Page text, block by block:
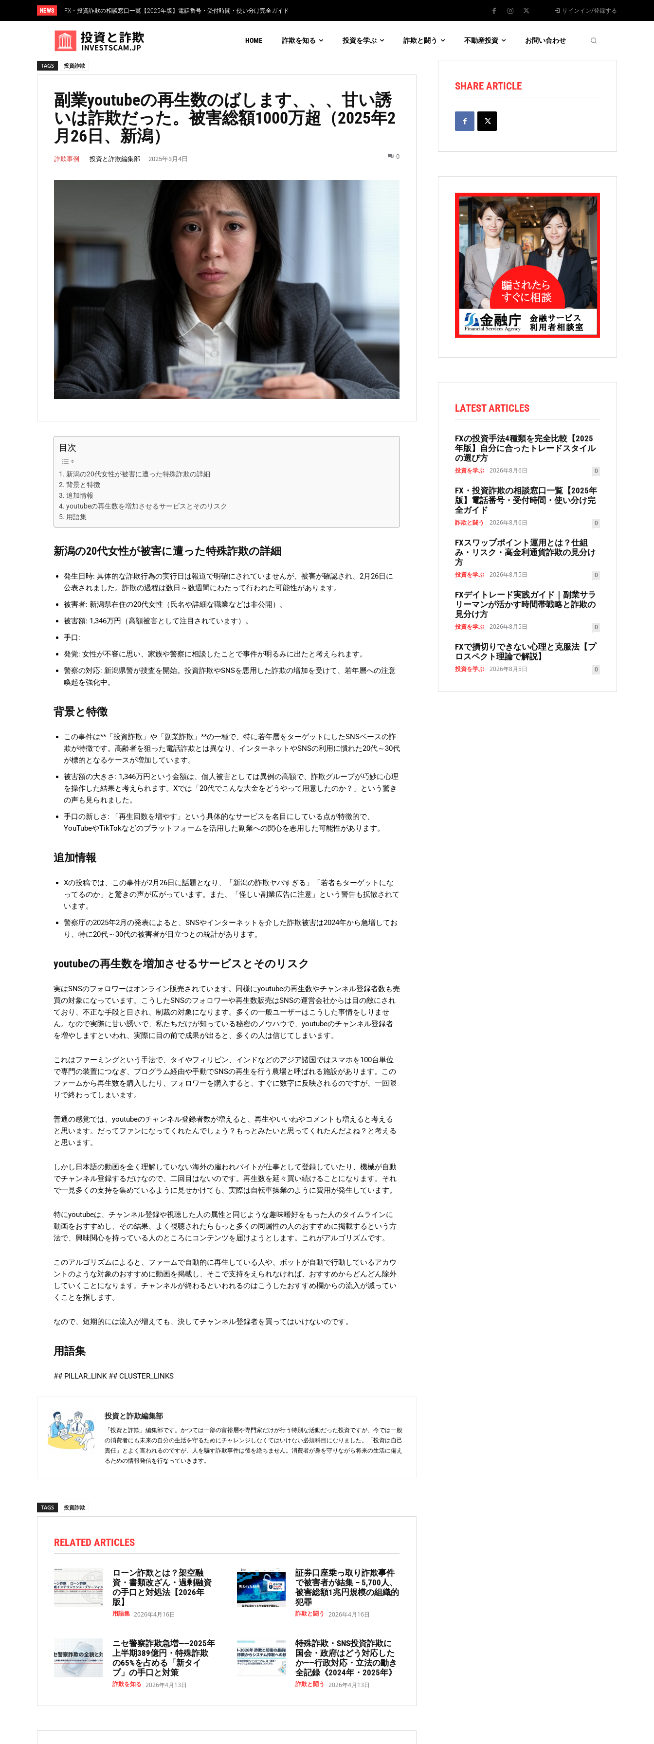
NEWS FX・投資詐欺の相談窓口一覧【2025年版】電話番号・受付時間・使い分け完全ガイド
FXスワップポイント運用とは？仕組み・リスク・高金利通貨詐欺の見分け方 サインイン/登録する
HOME 詐欺を知る 投資を学ぶ 詐欺と闘う 不動産投資 お問い合わせ
TAGS 投資詐欺
副業youtubeの再生数のばします、、、甘い誘
いは詐欺だった。被害総額1000万超（2025年2
月26日、新潟）
詐欺事例 投資と詐欺編集部 2025年3月4日 0
目次
新潟の20代女性が被害に遭った特殊詐欺の詳細
背景と特徴
追加情報
youtubeの再生数を増加させるサービスとそのリスク
用語集
新潟の20代女性が被害に遭った特殊詐欺の詳細
発生日時: 具体的な詐欺行為の実行日は報道で明確にされていませんが、被害が確認され、2月26日に
公表されました。詐欺の過程は数日～数週間にわたって行われた可能性があります。
被害者: 新潟県在住の20代女性（氏名や詳細な職業などは非公開）。
被害額: 1,346万円（高額被害として注目されています）。
手口:
発覚: 女性が不審に思い、家族や警察に相談したことで事件が明るみに出たと考えられます。
警察の対応: 新潟県警が捜査を開始。投資詐欺やSNSを悪用した詐欺の増加を受けて、若年層への注意
喚起を強化中。
背景と特徴
この事件は**「投資詐欺」や「副業詐欺」**の一種で、特に若年層をターゲットにしたSNSベースの詐
欺が特徴です。高齢者を狙った電話詐欺とは異なり、インターネットやSNSの利用に慣れた20代～30代
が標的となるケースが増加しています。
被害額の大きさ: 1,346万円という金額は、個人被害としては異例の高額で、詐欺グループが巧妙に心理
を操作した結果と考えられます。Xでは「20代でこんな大金をどうやって用意したのか？」という驚き
の声も見られました。
手口の新しさ: 「再生回数を増やす」という具体的なサービスを名目にしている点が特徴的で、
YouTubeやTikTokなどのプラットフォームを活用した副業への関心を悪用した可能性があります。
追加情報
Xの投稿では、この事件が2月26日に話題となり、「新潟の詐欺ヤバすぎる」「若者もターゲットにな
ってるのか」と驚きの声が広がっています。また、「怪しい副業広告に注意」という警告も拡散されて
います。
警察庁の2025年2月の発表によると、SNSやインターネットを介した詐欺被害は2024年から急増してお
り、特に20代～30代の被害者が目立つとの統計があります。
youtubeの再生数を増加させるサービスとそのリスク
実はSNSのフォロワーはオンライン販売されています。同様にyoutubeの再生数やチャンネル登録者数も売
買の対象になっています。こうしたSNSのフォロワーや再生数販売はSNSの運営会社からは目の敵にされ
ており、不正な手段と目され、制裁の対象になります。多くの一般ユーザーはこうした事情をしりませ
ん。なので実際に甘い誘いで、私たちだけが知っている秘密のノウハウで、youtubeのチャンネル登録者
を増やしますといわれ、実際に目の前で成果が出ると、多くの人は信じてしまいます。
これはファーミングという手法で、タイやフィリピン、インドなどのアジア諸国ではスマホを100台単位
で専門の装置につなぎ、プログラム経由や手動でSNSの再生を行う農場と呼ばれる施設があります。この
ファームから再生数を購入したり、フォロワーを購入すると、すぐに数字に反映されるのですが、一回限
りで終わってしまいます。
普通の感覚では、youtubeのチャンネル登録者数が増えると、再生やいいねやコメントも増えると考える
と思います。だってファンになってくれたんでしょう？もっとみたいと思ってくれたんだよね？と考える
と思います。
しかし日本語の動画を全く理解していない海外の雇われバイトが仕事として登録していたり、機械が自動
でチャンネル登録するだけなので、二回目はないのです。再生数を延々買い続けることになります。それ
で一見多くの支持を集めているように見せかけても、実際は自転車操業のように費用が発生しています。
特にyoutubeは、チャンネル登録や視聴した人の属性と同じような趣味嗜好をもった人のタイムラインに
動画をおすすめし、その結果、よく視聴されたらもっと多くの同属性の人のおすすめに掲載するという方
法で、興味関心を持っている人のところにコンテンツを届けようとします。これがアルゴリズムです。
このアルゴリズムによると、ファームで自動的に再生している人や、ボットが自動で行動しているアカウ
ントのような対象のおすすめに動画を掲載し、そこで支持をえられなければ、おすすめからどんどん除外
していくことになります。チャンネルが終わるといわれるのはこうしたおすすめ欄からの流入が減ってい
くことを指します。
なので、短期的には流入が増えても、決してチャンネル登録者を買ってはいけないのです。
用語集
## PILLAR_LINK ## CLUSTER_LINKS
投資と詐欺編集部
「投資と詐欺」編集部です。かつては一部の富裕層や専門家だけが行う特別な活動だった投資ですが、今では一般
の消費者にも未来の自分の生活を守るためにチャレンジしなくてはいけない必須科目になりました。「投資は自己
責任」とよく言われるのですが、人を騙す詐欺事件は後を絶ちません。消費者が身を守りながら将来の生活に備え
るための情報発信を行なっていきます。
TAGS 投資詐欺
RELATED ARTICLES
ローン詐欺とは？架空融
資・書類改ざん・過剰融資
の手口と対処法【2026年
版】
用語集 2026年4月16日
証券口座乗っ取り詐欺事件
で被害者が結集 – 5,700人、
被害総額1兆円規模の組織的
犯罪
詐欺と闘う 2026年4月16日
ニセ警察詐欺急増——2025年
上半期389億円・特殊詐欺
の65%を占める「新タイ
プ」の手口と対策
詐欺を知る 2026年4月13日
特殊詐欺・SNS投資詐欺に
国会・政府はどう対応した
か——行政対応・立法の動き
全記録《2024年・2025年》
詐欺と闘う 2026年4月13日
SHARE ARTICLE
LATEST ARTICLES
FXの投資手法4種類を完全比較【2025
年版】自分に合ったトレードスタイル
の選び方
投資を学ぶ 2026年8月6日 0
FX・投資詐欺の相談窓口一覧【2025年
版】電話番号・受付時間・使い分け完
全ガイド
詐欺と闘う 2026年8月6日 0
FXスワップポイント運用とは？仕組
み・リスク・高金利通貨詐欺の見分け
方
投資を学ぶ 2026年8月5日 0
FXデイトレード実践ガイド｜副業サラ
リーマンが活かす時間帯戦略と詐欺の
見分け方
投資を学ぶ 2026年8月5日 0
FXで損切りできない心理と克服法【プ
ロスペクト理論で解説】
投資を学ぶ 2026年8月5日 0